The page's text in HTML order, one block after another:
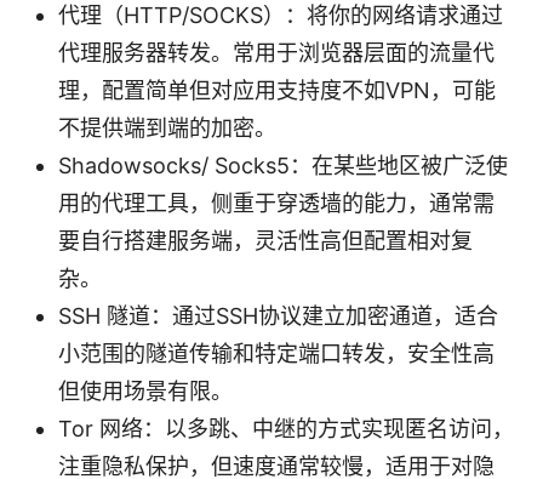
代理（HTTP/SOCKS）：将你的网络请求通过
代理服务器转发。常用于浏览器层面的流量代
理，配置简单但对应用支持度不如VPN，可能
不提供端到端的加密。
Shadowsocks/ Socks5：在某些地区被广泛使
用的代理工具，侧重于穿透墙的能力，通常需
要自行搭建服务端，灵活性高但配置相对复
杂。
SSH 隧道：通过SSH协议建立加密通道，适合
小范围的隧道传输和特定端口转发，安全性高
但使用场景有限。
Tor 网络：以多跳、中继的方式实现匿名访问，
注重隐私保护，但速度通常较慢，适用于对隐